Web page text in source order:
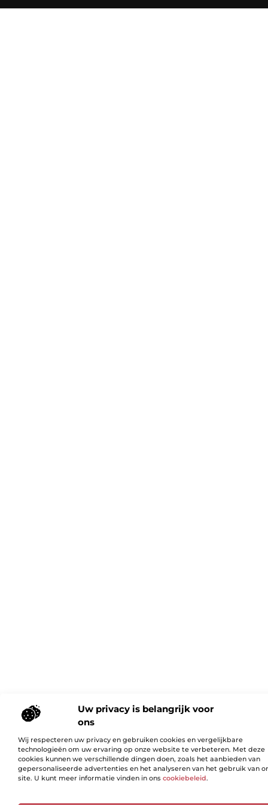
Uw privacy is belangrijk voor
ons
Wij respecteren uw privacy en gebruiken cookies en vergelijkbare
technologieën om uw ervaring op onze website te verbeteren. Met deze
cookies kunnen we verschillende dingen doen, zoals het aanbieden van
gepersonaliseerde advertenties en het analyseren van het gebruik van
site. U kunt meer informatie vinden in ons cookiebeleid.